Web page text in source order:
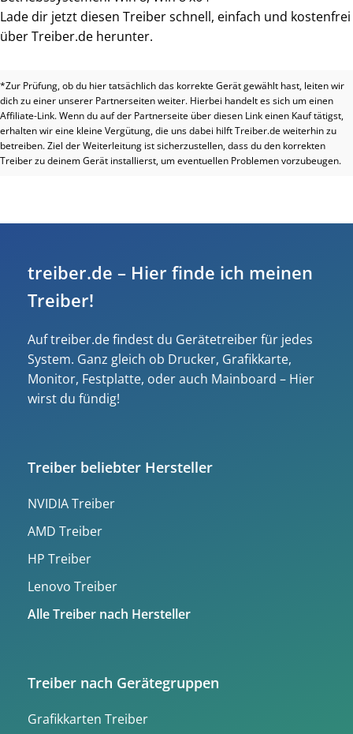
Lade dir jetzt diesen Treiber schnell, einfach und kostenfrei
über Treiber.de herunter.
*Zur Prüfung, ob du hier tatsächlich das korrekte Gerät gewählt hast, leiten wir
dich zu einer unserer Partnerseiten weiter. Hierbei handelt es sich um einen
Affiliate-Link. Wenn du auf der Partnerseite über diesen Link einen Kauf tätigst,
erhalten wir eine kleine Vergütung, die uns dabei hilft Treiber.de weiterhin zu
betreiben. Ziel der Weiterleitung ist sicherzustellen, dass du den korrekten
Treiber zu deinem Gerät installierst, um eventuellen Problemen vorzubeugen.
treiber.de – Hier finde ich meinen
Treiber!
Auf treiber.de findest du Gerätetreiber für jedes
System. Ganz gleich ob Drucker, Grafikkarte,
Monitor, Festplatte, oder auch Mainboard – Hier
wirst du fündig!
Treiber beliebter Hersteller
NVIDIA Treiber
AMD Treiber
HP Treiber
Lenovo Treiber
Alle Treiber nach Hersteller
Treiber nach Gerätegruppen
Grafikkarten Treiber